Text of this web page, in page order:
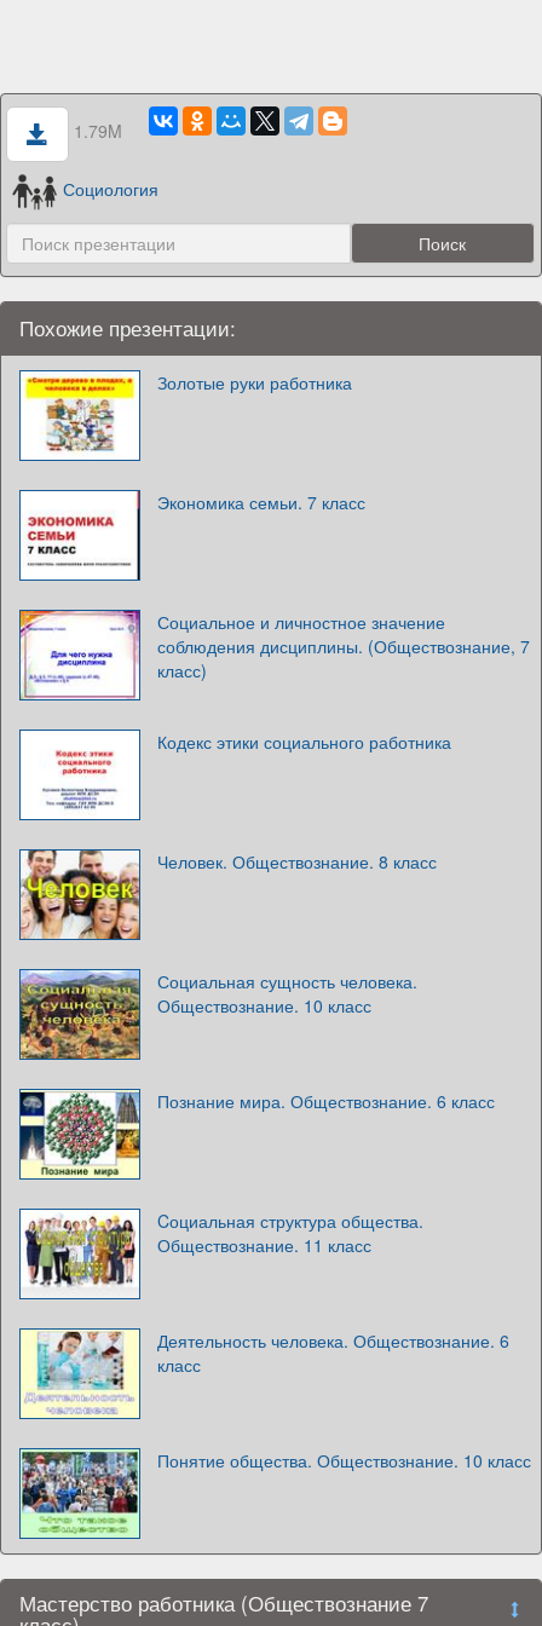
1.79M
Социология
Похожие презентации:
Золотые руки работника
Экономика семьи. 7 класс
Социальное и личностное значение
соблюдения дисциплины. (Обществознание, 7
класс)
Кодекс этики социального работника
Человек. Обществознание. 8 класс
Социальная сущность человека.
Обществознание. 10 класс
Познание мира. Обществознание. 6 класс
Cоциальная структура общества.
Обществознание. 11 класс
Деятельность человека. Обществознание. 6
класс
Понятие общества. Обществознание. 10 класс
Мастерство работника (Обществознание 7